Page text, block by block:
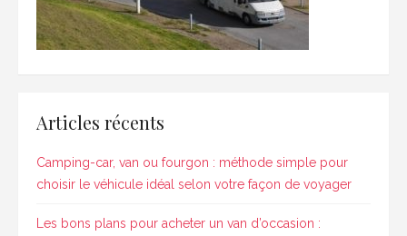
Articles récents
Camping-car, van ou fourgon : méthode simple pour
choisir le véhicule idéal selon votre façon de voyager
Les bons plans pour acheter un van d’occasion :